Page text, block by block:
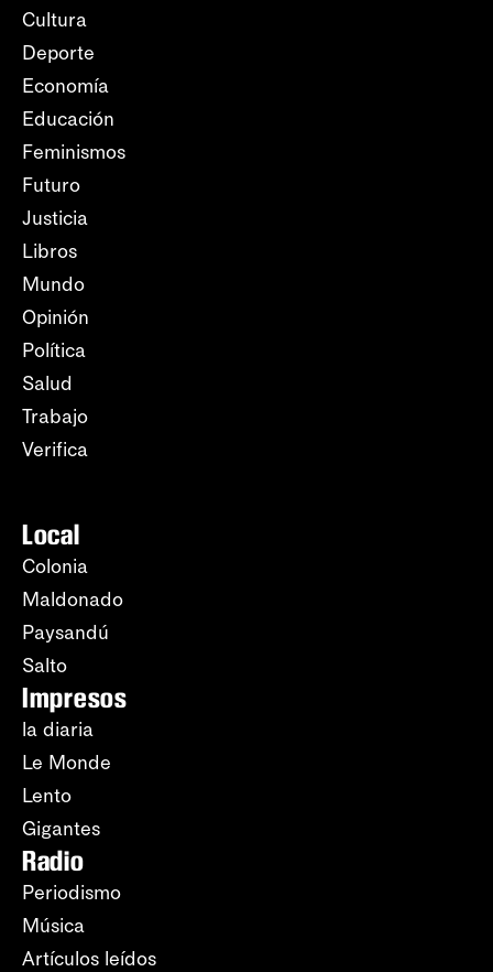
Cultura
Deporte
Economía
Educación
Feminismos
Futuro
Justicia
Libros
Mundo
Opinión
Política
Salud
Trabajo
Verifica
Local
Colonia
Maldonado
Paysandú
Salto
Impresos
la diaria
Le Monde
Lento
Gigantes
Radio
Periodismo
Música
Artículos leídos